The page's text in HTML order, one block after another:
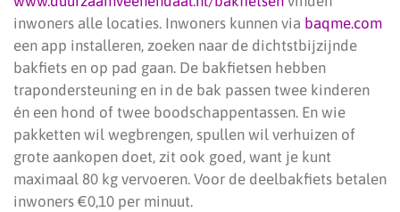
inwoners alle locaties. Inwoners kunnen via baqme.com
een app installeren, zoeken naar de dichtstbijzijnde
bakfiets en op pad gaan. De bakfietsen hebben
trapondersteuning en in de bak passen twee kinderen
én een hond of twee boodschappentassen. En wie
pakketten wil wegbrengen, spullen wil verhuizen of
grote aankopen doet, zit ook goed, want je kunt
maximaal 80 kg vervoeren. Voor de deelbakfiets betalen
inwoners €0,10 per minuut.